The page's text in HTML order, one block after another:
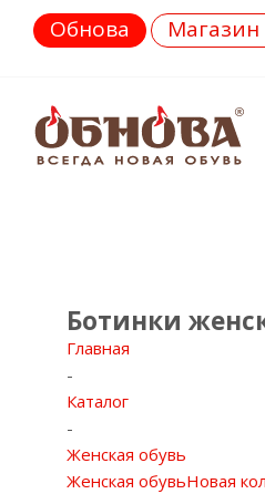
Обнова
Ботинки
Главная
-
Каталог
-
Женская обувь
Женская обувьНовая